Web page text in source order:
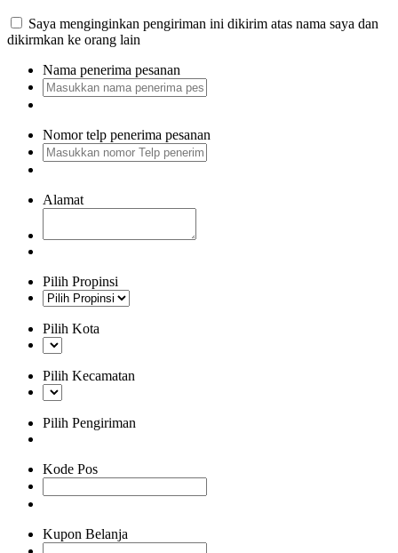
Saya menginginkan pengiriman ini dikirim atas nama saya dan
dikirmkan ke orang lain
Nama penerima pesanan
Nomor telp penerima pesanan
Alamat
Pilih Propinsi
Pilih Kota
Pilih Kecamatan
Pilih Pengiriman
Kode Pos
Kupon Belanja